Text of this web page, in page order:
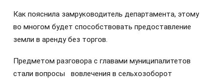
Как пояснила замруководитель департамента, этому
во многом будет способствовать предоставление
земли в аренду без торгов.
Предметом разговора с главами муниципалитетов
стали вопросы вовлечения в сельхозоборот